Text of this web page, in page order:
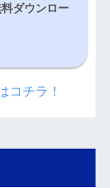
ダウンロー
コチラ！